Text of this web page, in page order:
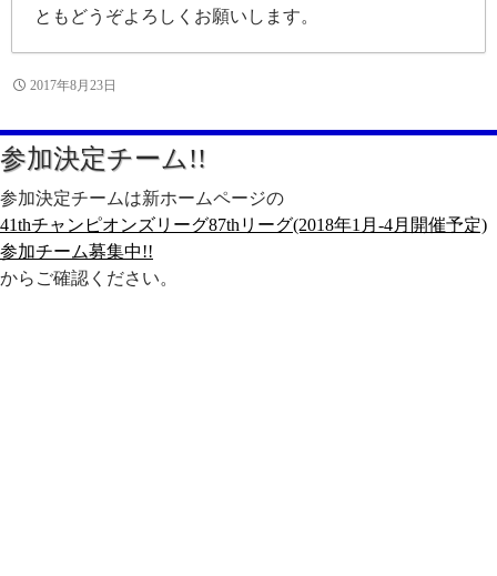
ともどうぞよろしくお願いします。
2017年8月23日
参加決定チーム!!
参加決定チームは新ホームページの
41thチャンピオンズリーグ87thリーグ(2018年1月-4月開催予定)
参加チーム募集中!!
からご確認ください。